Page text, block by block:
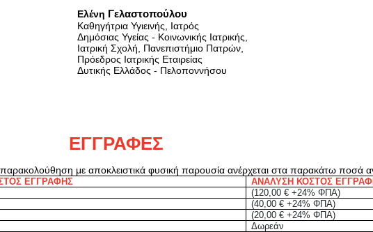
Ελένη Γελαστοπούλου
Καθηγήτρια Υγιεινής, Ιατρός
Δημόσιας Υγείας - Κοινωνικής Ιατρικής,
Ιατρική Σχολή, Πανεπιστήμιο Πατρών,
Πρόεδρος Ιατρικής Εταιρείας
Δυτικής Ελλάδος - Πελοποννήσου
ΕΓΓΡΑΦΕΣ
με αποκλειστικά φυσική παρουσία ανέρχεται στα παρακάτω ποσά
ΕΓΓΡΑΦΗΣ
ΑΝΑΛΥΣΗ ΚΟΣΤΟΣ
(120,00 € +24% ΦΠΑ)
(40,00 € +24% ΦΠΑ)
(20,00 € +24% ΦΠΑ)
Δωρεάν